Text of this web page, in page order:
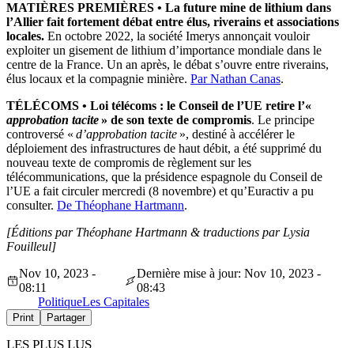
MATIÈRES PREMIÈRES • La future mine de lithium dans
l’Allier fait fortement débat entre élus, riverains et associations
locales. En octobre 2022, la société Imerys annonçait vouloir
exploiter un gisement de lithium d’importance mondiale dans le
centre de la France. Un an après, le débat s’ouvre entre riverains,
élus locaux et la compagnie minière. Par Nathan Canas.
TÉLÉCOMS • Loi télécoms : le Conseil de l’UE retire l’«
approbation tacite» de son texte de compromis. Le principe
controversé « d’approbation tacite », destiné à accélérer le
déploiement des infrastructures de haut débit, a été supprimé du
nouveau texte de compromis de règlement sur les
télécommunications, que la présidence espagnole du Conseil de
l’UE a fait circuler mercredi (8 novembre) et qu’Euractiv a pu
consulter. De Théophane Hartmann.
[Éditions par Théophane Hartmann & traductions par Lysia
Fouilleul]
Nov 10, 2023 -
08:11
Dernière mise à jour: Nov 10, 2023 -
08:43
PolitiqueLes Capitales
Print Partager
LES PLUS LUS